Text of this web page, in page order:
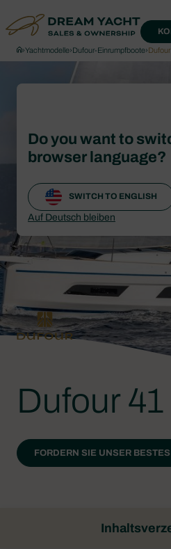
›Yachtmodelle›Dufour-Einrumpfboote›Dufour
Dufour 41
FORDERN SIE UNSER
Do you want to
browser language?
SWITCH TO ENGLISH
Auf Deutsch bleiben